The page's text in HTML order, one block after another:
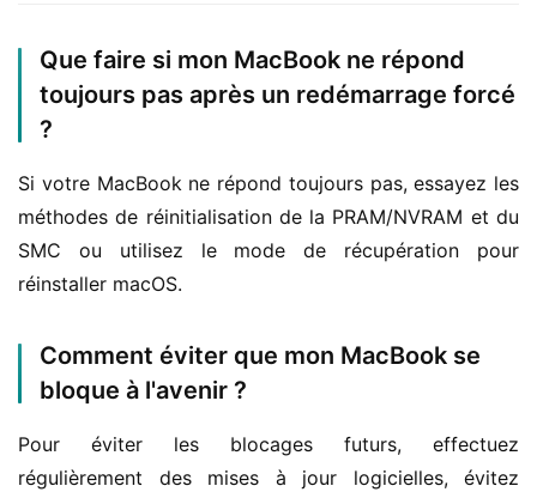
Que faire si mon MacBook ne répond
toujours pas après un redémarrage forcé
?
Si votre MacBook ne répond toujours pas, essayez les
méthodes de réinitialisation de la PRAM/NVRAM et du
SMC ou utilisez le mode de récupération pour
réinstaller macOS.
Comment éviter que mon MacBook se
bloque à l'avenir ?
Pour éviter les blocages futurs, effectuez
régulièrement des mises à jour logicielles, évitez